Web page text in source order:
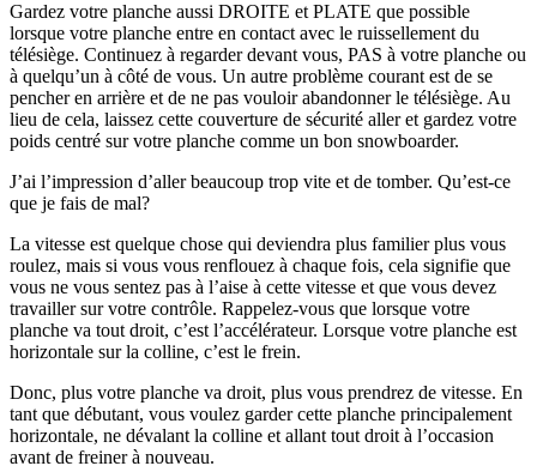
Gardez votre planche aussi DROITE et PLATE que possible
lorsque votre planche entre en contact avec le ruissellement du
télésiège. Continuez à regarder devant vous, PAS à votre planche ou
à quelqu’un à côté de vous. Un autre problème courant est de se
pencher en arrière et de ne pas vouloir abandonner le télésiège. Au
lieu de cela, laissez cette couverture de sécurité aller et gardez votre
poids centré sur votre planche comme un bon snowboarder.
J’ai l’impression d’aller beaucoup trop vite et de tomber. Qu’est-ce
que je fais de mal?
La vitesse est quelque chose qui deviendra plus familier plus vous
roulez, mais si vous vous renflouez à chaque fois, cela signifie que
vous ne vous sentez pas à l’aise à cette vitesse et que vous devez
travailler sur votre contrôle. Rappelez-vous que lorsque votre
planche va tout droit, c’est l’accélérateur. Lorsque votre planche est
horizontale sur la colline, c’est le frein.
Donc, plus votre planche va droit, plus vous prendrez de vitesse. En
tant que débutant, vous voulez garder cette planche principalement
horizontale, ne dévalant la colline et allant tout droit à l’occasion
avant de freiner à nouveau.